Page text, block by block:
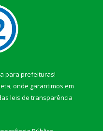
para prefeituras!
onde garantimos em
leis de transparência